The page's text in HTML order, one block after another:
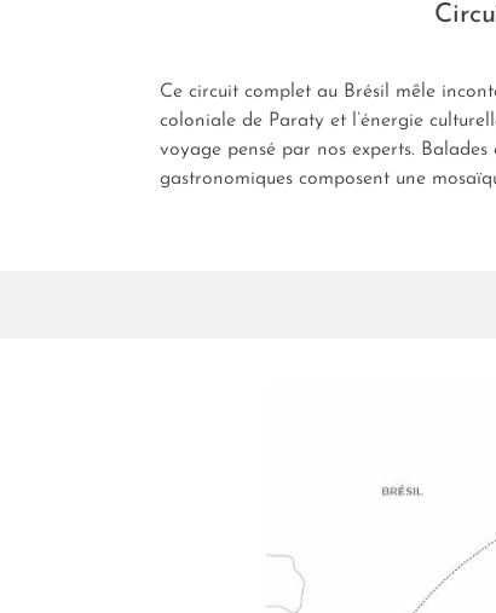
Ce circuit complet au Brésil mêle
coloniale de Paraty et l’énergie
voyage pensé par nos experts.
gastronomiques composent une